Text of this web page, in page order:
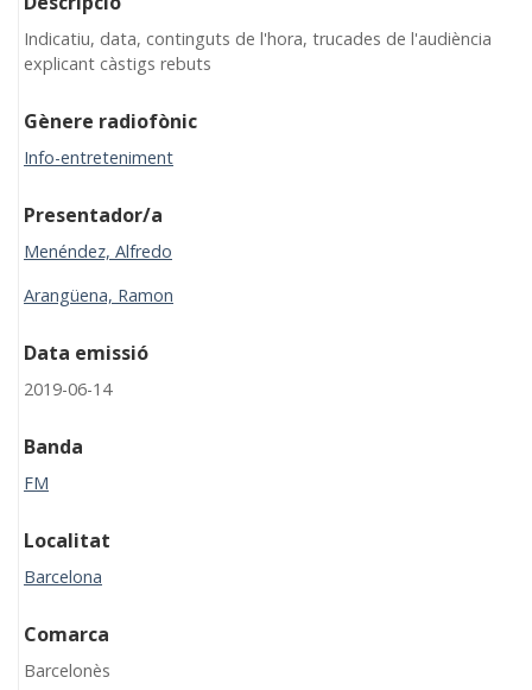
Indicatiu, data, continguts de l'hora, trucades de l'audiència
explicant càstigs rebuts
Gènere radiofònic
Info-entreteniment
Presentador/a
Menéndez, Alfredo
Arangüena, Ramon
Data emissió
2019-06-14
Banda
FM
Localitat
Barcelona
Comarca
Barcelonès